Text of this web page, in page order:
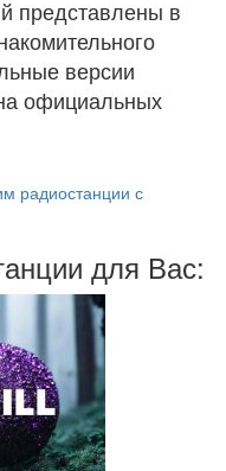
представлены в
версии
официальных
радиостанции с
для Вас: